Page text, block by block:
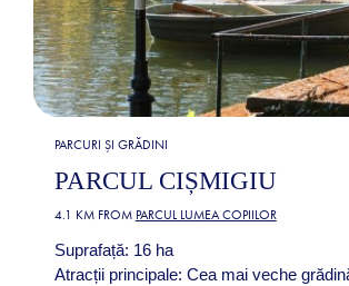
PARCURI ȘI GRĂDINI
PARCUL CIȘMIGIU
4.1 KM FROM PARCUL LUMEA COPIILOR
Suprafață: 16 ha
Atracții principale: Cea mai veche